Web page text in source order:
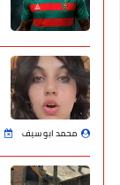
محمد ابو سيف